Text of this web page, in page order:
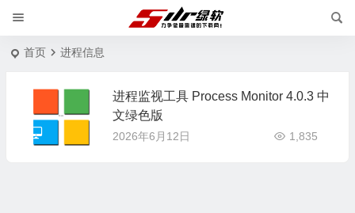
首页 进程信息
进程监视工具 Process Monitor 4.0.3 中
文绿色版
2026年6月12日 1,835